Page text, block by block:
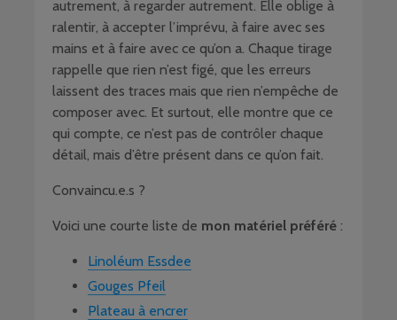
autrement, à regarder autrement. Elle oblige à
ralentir, à accepter l’imprévu, à faire avec ses
mains et à faire avec ce qu’on a. Chaque tirage
rappelle que rien n’est figé, que les erreurs
laissent des traces mais que rien n’empêche de
composer avec. Et surtout, elle montre que ce
qui compte, ce n’est pas de contrôler chaque
détail, mais d’être présent dans ce qu’on fait.
Convaincu.e.s ?
Voici une courte liste de mon matériel préféré :
Linoléum Essdee
Gouges Pfeil
Plateau à encrer